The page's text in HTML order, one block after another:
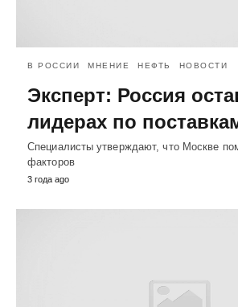
В РОССИИ МНЕНИЕ НЕФТЬ НОВОСТИ
Эксперт: Россия
лидерах по
Специалисты утверждают, что Москве
факторов
3 года ago